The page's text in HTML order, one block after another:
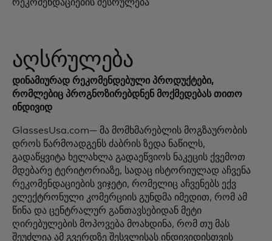
რეკომენდაციების შესრულება
აღსრულება
დინამიურად რეკომენდებული პროდუქტები,
რომლებიც პროგნოზირებდნენ მოქმედებას თითო
ინდივიდ
GlassesUsa.com— მა მომხმარებლის მოგზაურობის
დროს წარმოადგენს ძაბრის ზედა ნაწილს,
გადაწყვიტა ხელახლა გადაეწვიოს ნაკეცის ქვემოთ
მდებარე ტერიტორიაზე, სადაც ისტორიულად აჩვენა
რეკომენდაციების ვიჯეტი, რომელიც აჩვენებს ექვ
ელექტრონული კომერციის გუნდმა იმედით, რომ ამ
წინა და ცენტრალურ განთავსებიდან მეტი
ღირებულების მოპოვება მოახდინა, რომ თუ მას
შეუძლია ამ გვერდზე შესვლისას ინდივიდისთვის